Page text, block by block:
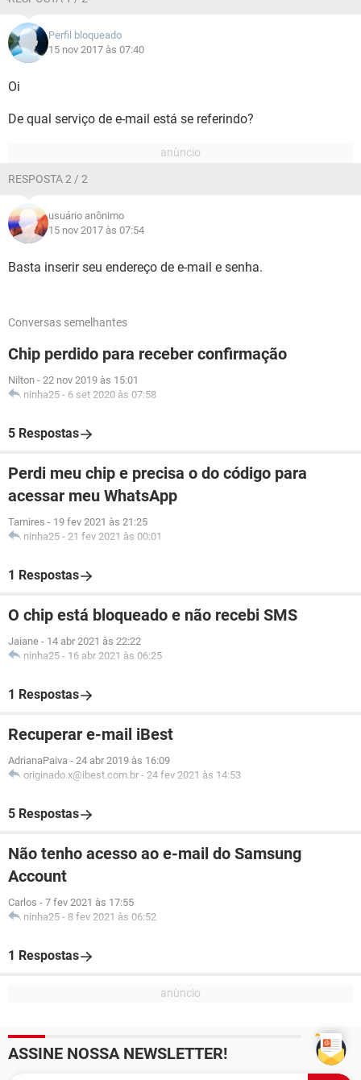
Perfil bloqueado
15 nov 2017 às 07:40
Oi
De qual serviço de e-mail está se referindo?
RESPOSTA 2 / 2
usuário anônimo
15 nov 2017 às 07:54
Basta inserir seu endereço de e-mail e senha.
Conversas semelhantes
Chip perdido para receber confirmação
Nilton - 22 nov 2019 às 15:01
ninha25 - 6 set 2020 às 07:58
5 Respostas
Perdi meu chip e precisa o do código para
acessar meu WhatsApp
Tamires - 19 fev 2021 às 21:25
ninha25 - 21 fev 2021 às 00:01
1 Respostas
O chip está bloqueado e não recebi SMS
Jaiane - 14 abr 2021 às 22:22
ninha25 - 16 abr 2021 às 06:25
1 Respostas
Recuperar e-mail iBest
AdrianaPaiva - 24 abr 2019 às 16:09
originado.x@ibest.com.br - 24 fev 2021 às 14:53
5 Respostas
Não tenho acesso ao e-mail do Samsung
Account
Carlos - 7 fev 2021 às 17:55
ninha25 - 8 fev 2021 às 06:52
1 Respostas
ASSINE NOSSA NEWSLETTER!